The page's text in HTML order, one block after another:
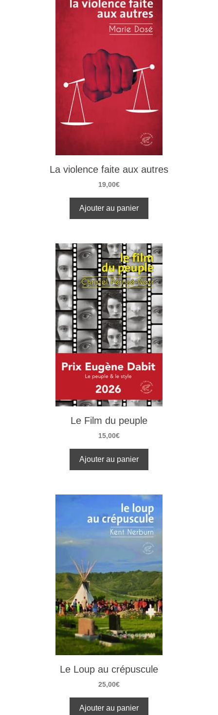
La violence faite aux autres
19,00€
Ajouter au panier
Le Film du peuple
15,00€
Ajouter au panier
Le Loup au crépuscule
25,00€
Ajouter au panier